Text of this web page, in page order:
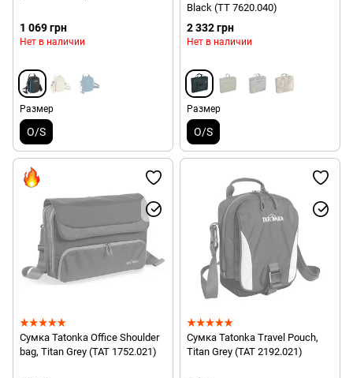
1 069 грн
Нет в наличии
Размер
O/S
Black (TT 7620.040)
2 332 грн
Нет в наличии
Размер
O/S
Сумка Tatonka Office Shoulder
bag, Titan Grey (TAT 1752.021)
Сумка Tatonka Travel Pouch,
Titan Grey (TAT 2192.021)